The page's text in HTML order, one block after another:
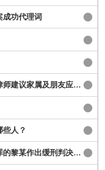
成功代理词
司法机关抓走人后，崇阳县律师建议家属及朋友应该怎么办？家属的注意事项有哪些？
人？
潘律师成功为涉嫌非法经营罪的黎某作出缓刑判决的辩护